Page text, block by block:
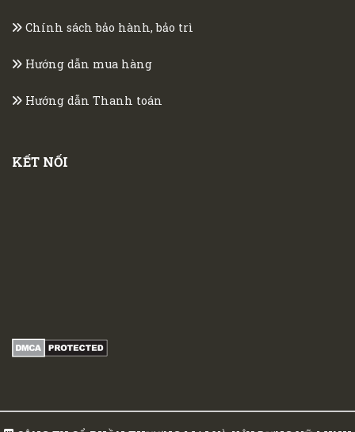
Chính sách bảo hành, bảo trì
Hướng dẫn mua hàng
Hướng dẫn Thanh toán
KẾT NỐI